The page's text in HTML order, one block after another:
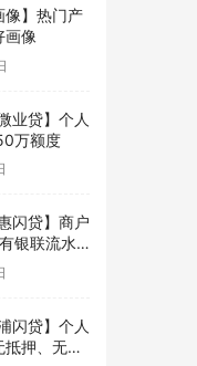
像】热门产
画像
业贷】个人
高50万额度
闪贷】商户
闪贷】个人
押、无担